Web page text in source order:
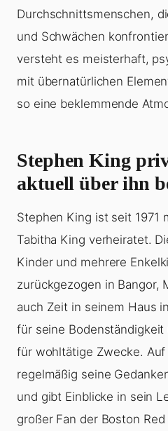
Durchschnittsmenschen,
und Schwächen
versteht es meisterhaft,
mit übernatürlichen
so eine beklemmende
Stephen King
aktuell über ihn
Stephen King ist seit 1971
Tabitha King verheiratet.
Kinder und mehrere
zurückgezogen in Bangor,
auch Zeit in seinem Haus
für seine
für wohltätige Zwecke.
regelmäßig seine
und gibt Einblicke in sein
großer Fan der Boston